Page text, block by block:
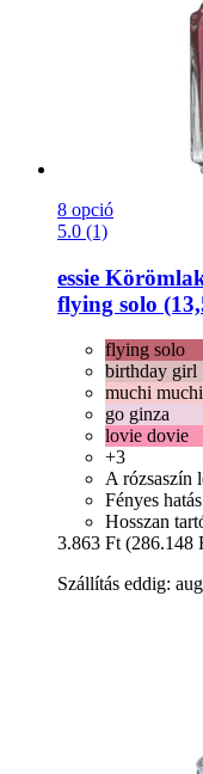
8 opció
5.0 (1)
essie
flying solo
flying solo
birthday girl
muchi muchi
go ginza
lovie dovie
+3
A rózsaszín
Fényes hatás
Hosszan
3.863 Ft (286.148
Szállítás eddig: